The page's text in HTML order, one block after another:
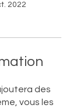
2022
des
vous les